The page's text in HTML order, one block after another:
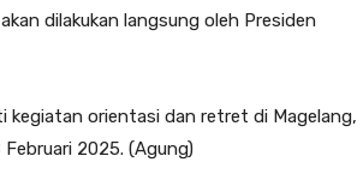
dilakukan langsung oleh Presiden
kegiatan orientasi dan retret di Magelang,
2025. (Agung)